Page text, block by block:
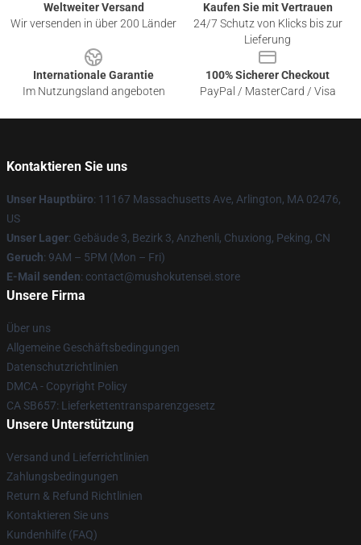
Weltweiter Versand
Wir versenden in über 200 Länder
Kaufen Sie mit Vertrauen
24/7 Schutz von Klicks bis zur
Lieferung
Internationale Garantie
Im Nutzungsland angeboten
100% Sicherer Checkout
PayPal / MasterCard / Visa
Kontaktieren Sie uns
Unser Hauptbüro: 11167 Massachusetts Ave, Arlington, MA 02476,
US
Unser Lager: Gebäude 3, Bezirk 3, Anzhenli, Chuxiong, Peking, CN
Geruch: 9AM – 5PM (Mon – Fri)
E-Mail senden: contact@mushokutensei.store
Unsere Firma
Über uns
Allgemeine Geschäftsbedingungen
Datenschutzrichtlinien
DMCA - Copyright Policy
CA SB657: Lieferkettentransparenzgesetz
Unsere Unterstützung
Versand und Lieferrichtlinien
Zahlungsbedingungen
Return & Refund Richtlinien
Kontaktieren Sie uns
Kundenhilfe (FAQ)